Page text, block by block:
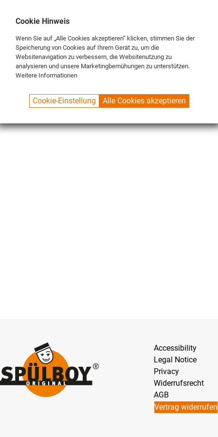
SPUELBOY.DE SHOP MERCHANDISER BEER COASTERS
Accessibility
Legal Notice
Privacy
Widerrufsrecht
AGB
Vertrag widerrufen
Cookie Hinweis
Wenn Sie auf „Alle Cookies akzeptieren“ klicken, stimmen Sie der
Speicherung von Cookies auf Ihrem Gerät zu, um die
Websitenavigation zu verbessern, die Websitenutzung zu
analysieren und unsere Marketingbemühungen zu unterstützen.
Weitere Informationen
Cookie-Einstellung Alle Cookies akzeptieren